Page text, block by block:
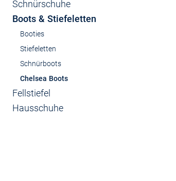
Schnürschuhe
Boots & Stiefeletten
Booties
Stiefeletten
Schnürboots
Chelsea Boots
Fellstiefel
Hausschuhe